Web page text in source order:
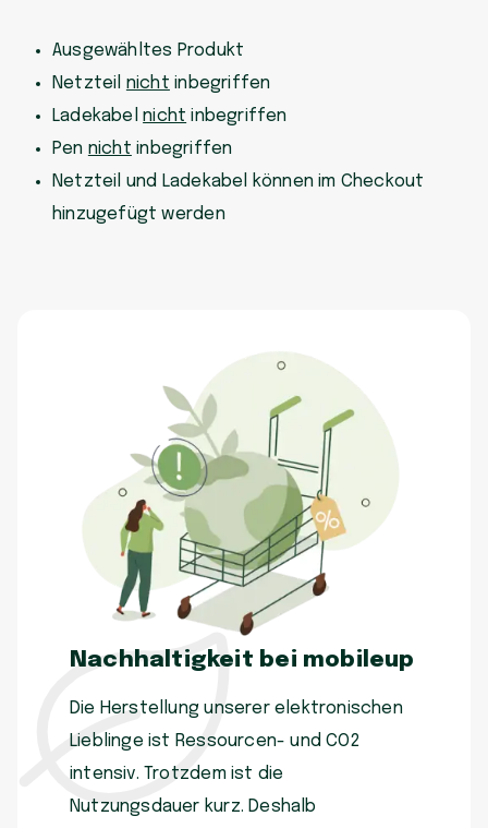
Ausgewähltes Produkt
Netzteil nicht inbegriffen
Ladekabelnicht inbegriffen
Pen nicht inbegriffen
Netzteil und Ladekabel können im Checkout
hinzugefügt werden
Nachhaltigkeit bei mobileup
Die Herstellung unserer elektronischen
Lieblinge ist Ressourcen- und CO2
intensiv. Trotzdem ist die
Nutzungsdauer kurz. Deshalb